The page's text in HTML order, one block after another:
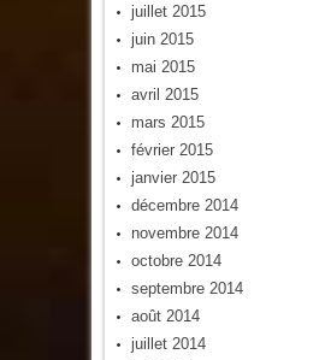
juillet 2015
juin 2015
mai 2015
avril 2015
mars 2015
février 2015
janvier 2015
décembre 2014
novembre 2014
octobre 2014
septembre 2014
août 2014
juillet 2014